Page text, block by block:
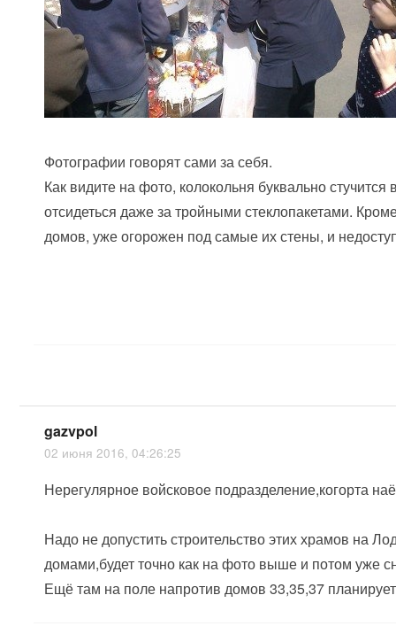
Фотографии говорят сами за себя.
Как видите на фото, колокольня буквально
отсидеться даже за тройными стеклопакетами.
домов, уже огорожен под самые их стены, и
gazvpol
02 июня 2016, 04:26:25
Нерегулярное войсковое подразделение,когорта
Надо не допустить строительство этих храмов на
домами,будет точно как на фото выше и потом уже
Ещё там на поле напротив домов 33,35,37